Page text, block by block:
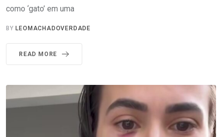
como ‘gato’ em uma
BYLEOMACHADOVERDADE
READ MORE